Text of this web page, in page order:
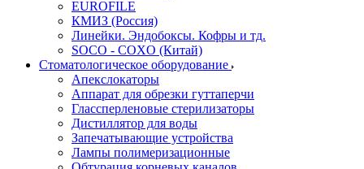
EUROFILE
КМИЗ (Россия)
Линейки. Эндобоксы. Кофры и тд.
SOCO - COXO (Китай)
Стоматологическое оборудование
Апекслокаторы
Аппарат для обрезки гуттаперчи
Глассперленовые стерилизаторы
Дистиллятор для воды
Запечатывающие устройства
Лампы полимеризационные